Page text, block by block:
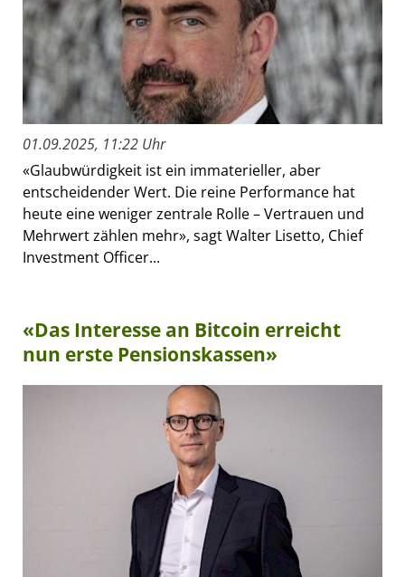
01.09.2025, 11:22 Uhr
«Glaubwürdigkeit ist ein immaterieller, aber
entscheidender Wert. Die reine Performance hat
heute eine weniger zentrale Rolle – Vertrauen und
Mehrwert zählen mehr», sagt Walter Lisetto, Chief
Investment Officer...
«Das Interesse an Bitcoin erreicht
nun erste Pensionskassen»